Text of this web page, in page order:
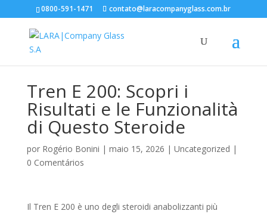
0800-591-1471 contato@laracompanyglass.com.br
Tren E 200: Scopri i
Risultati e le Funzionalità
di Questo Steroide
por Rogério Bonini | maio 15, 2026 | Uncategorized |
0 Comentários
Il Tren E 200 è uno degli steroidi anabolizzanti più